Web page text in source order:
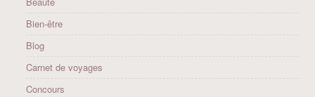
Bien-être
Blog
Carnet de voyages
Concours